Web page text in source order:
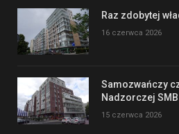
Raz zdobytej
16 czerwca 2026
Samozwańczy
Nadzorczej
15 czerwca 2026